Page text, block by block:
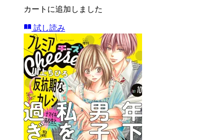
カートに追加しました
試し読み